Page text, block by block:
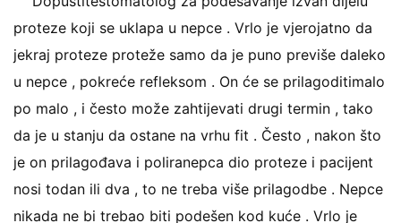
proteze koji se uklapa u nepce . Vrlo je vjerojatno da
jekraj proteze proteže samo da je puno previše daleko
u nepce , pokreće refleksom . On će se prilagoditimalo
po malo , i često može zahtijevati drugi termin , tako
da je u stanju da ostane na vrhu fit . Često , nakon što
je on prilagođava i poliranepca dio proteze i pacijent
nosi todan ili dva , to ne treba više prilagodbe . Nepce
nikada ne bi trebao biti podešen kod kuće . Vrlo je